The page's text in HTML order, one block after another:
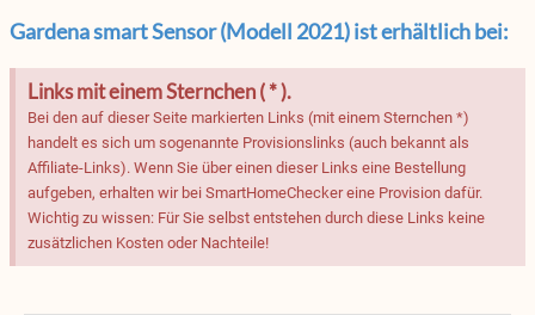
Gardena smart Sensor (Modell 2021) ist erhältlich bei:
Links mit einem Sternchen ( * ).
Bei den auf dieser Seite markierten Links (mit einem Sternchen *)
handelt es sich um sogenannte Provisionslinks (auch bekannt als
Affiliate-Links). Wenn Sie über einen dieser Links eine Bestellung
aufgeben, erhalten wir bei SmartHomeChecker eine Provision dafür.
Wichtig zu wissen: Für Sie selbst entstehen durch diese Links keine
zusätzlichen Kosten oder Nachteile!